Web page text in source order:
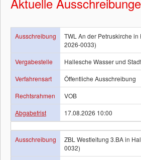
Ausschreibung
TWL An der Petruskirche
2026-0033)
Vergabestelle
Hallesche Wasser und
Verfahrensart
Öffentliche Ausschreibung
Rechtsrahmen
VOB
Abgabefrist
17.08.2026 10:00
Ausschreibung
ZBL Westleitung 3.BA in
0032)